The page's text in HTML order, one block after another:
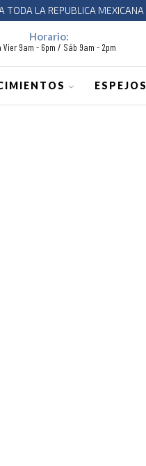
LA REPUBLICA MEXICANA
Horario:
Vier 9am - 6pm / Sáb 9am - 2pm
ESPEJOS